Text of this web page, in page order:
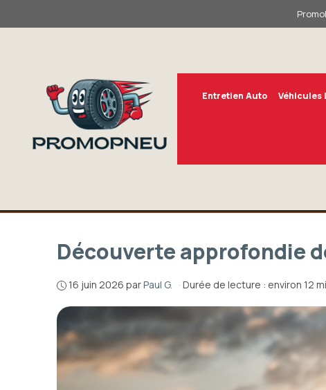
au
Entretien Auto Véhicules
Découverte approfondie
16 juin 2026 parPaul G. · Durée de lecture : environ 12